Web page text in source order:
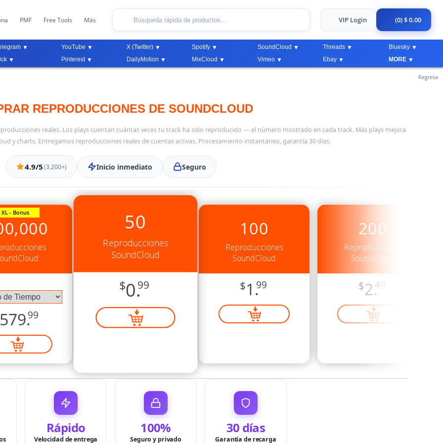
PMF Free Tools Más VIP Login (0) $ 0.00
YouTube X (Twitter) Spotify SoundCloud Threads
Bluesky
Pinterest DailyMotion MixCloud Vimeo Ebay MORE
Regresa
REPRODUCCIONES DE SOUNDCLOUD
reales. Los plays cuentan cuántas veces tu track ha sido reproducido — el número mostrado en cada track. Más plays mejora
y charts. Entregamos reproducciones reales de cuentas activas. Procesamiento instantáneo, garantía 30 días.
4.9/5(3,200+) Inicio inmediato Seguro
XL - Bonus
579.99
50
Reproducciones
SoundCloud
$0.99
100
Reproducciones
SoundCloud
$1.99
200
Reproducciones
SoundCloud
$2.49
Rápido
Velocidad de entrega
100%
Seguro y privado
30 días
Garantía de recarga